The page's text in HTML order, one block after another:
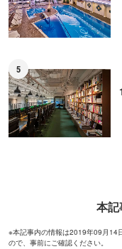
5
本
※本記事内の情報は2019年09月14
ので、事前にご確認ください。